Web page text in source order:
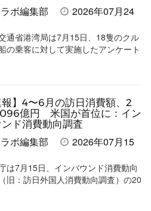
ボ編集部
2026年07月24
通省港湾局は7月15日、18隻のクル
の乗客に対して実施したアンケート
報】4〜6月の訪日消費額、2
億円 米国が首位に：イン
ド消費動向調査
ボ編集部
2026年07月15
は7月15日、インバウンド消費動向
旧：訪日外国人消費動向調査）の20